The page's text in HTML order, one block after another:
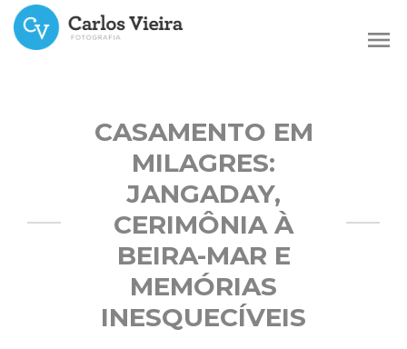
menu
CASAMENTO EM
MILAGRES:
JANGADAY,
CERIMÔNIA À
BEIRA-MAR E
MEMÓRIAS
INESQUECÍVEIS